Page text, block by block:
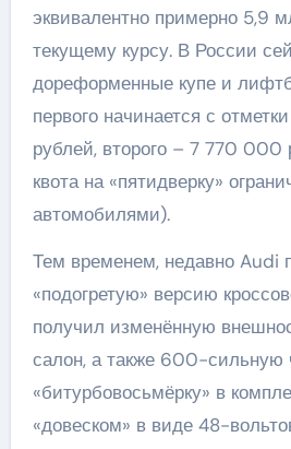
эквивалентно примерно 5,9
текущему курсу. В России
дореформенные купе и
первого начинается с
рублей, второго – 7 770 000
квота на «пятидверку»
автомобилями).
Тем временем, недавно Audi
«подогретую» версию
получил изменённую
салон, а также 600-сильную
«битурбовосьмёрку» в
«довеском» в виде 48-